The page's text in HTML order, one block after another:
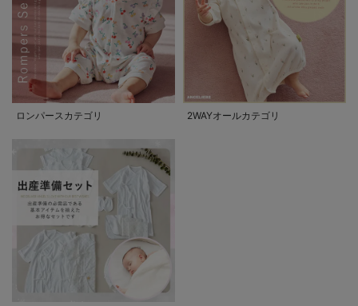
ロンパースカテゴリ 2WAYオールカテゴリ